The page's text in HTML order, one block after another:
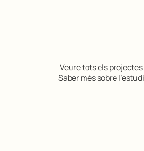
Veure tots els projectes
Saber més sobre l'estudi